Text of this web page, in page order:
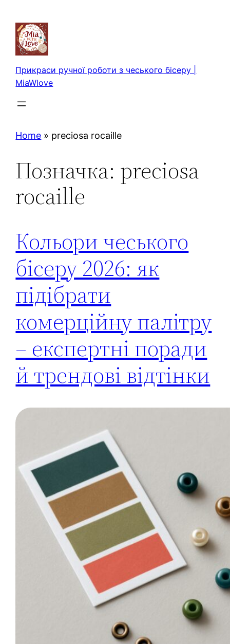
вмісту
Прикраси ручної роботи з чеського бісеру |
MiaWlove
Home » preciosa rocaille
Позначка: preciosa
rocaille
Кольори чеського
бісеру 2026: як
підібрати
комерційну палітру
– експертні поради
й трендові відтінки